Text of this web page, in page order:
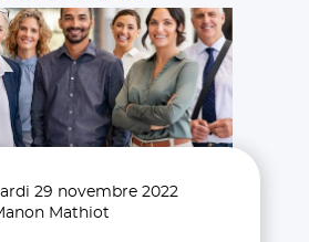
29 novembre 2022
Mathiot